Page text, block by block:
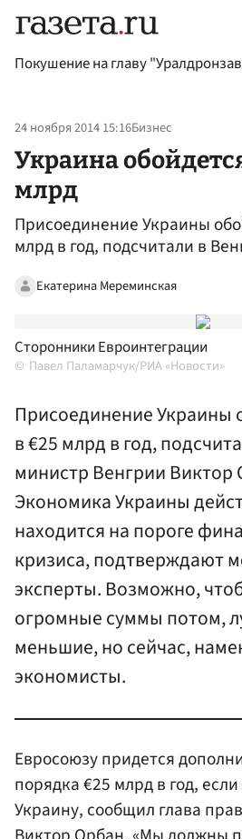
Покушение на главу
24 ноября 2014 15:16Бизнес
Украина
млрд
Присоединение Украины
млрд в год, подсчитали в
Екатерина Мереминская
Сторонники Евроинтеграции
Павел Паламарчук/РИА «Новости»
Присоединение Украины
в €25 млрд в год,
министр Венгрии Виктор
Экономика Украины
находится на пороге
кризиса, подтверждают
эксперты. Возможно,
огромные суммы потом,
меньшие, но сейчас,
экономисты.
Евросоюзу придется
порядка €25 млрд в год,
Украину, сообщил глава